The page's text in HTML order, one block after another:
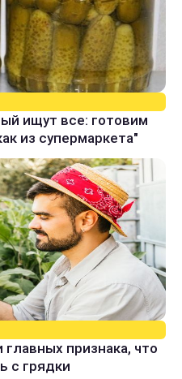
ищут все: готовим
из супермаркета"
признака, что
с грядки